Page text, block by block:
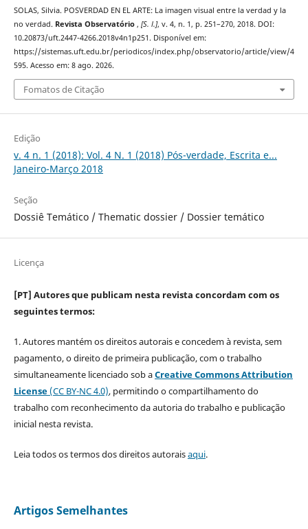
SOLAS, Silvia. POSVERDAD EN EL ARTE: La imagen visual entre la verdad y la
no verdad. Revista Observatório , [S. l.], v. 4, n. 1, p. 251–270, 2018. DOI:
10.20873/uft.2447-4266.2018v4n1p251. Disponível em:
https://sistemas.uft.edu.br/periodicos/index.php/observatorio/article/view/4
595. Acesso em: 8 ago. 2026.
Fomatos de Citação
Edição
v. 4 n. 1 (2018): Vol. 4 N. 1 (2018) Pós-verdade, Escrita e...
Janeiro-Março 2018
Seção
Dossiê Temático / Thematic dossier / Dossier temático
Licença
[PT] Autores que publicam nesta revista concordam com os
seguintes termos:
1. Autores mantém os direitos autorais e concedem à revista, sem
pagamento, o direito de primeira publicação, com o trabalho
simultaneamente licenciado sob aCreative Commons Attribution
License(CC BY-NC 4.0), permitindo o compartilhamento do
trabalho com reconhecimento da autoria do trabalho e publicação
inicial nesta revista.
Leia todos os termos dos direitos autoraisaqui.
Artigos Semelhantes